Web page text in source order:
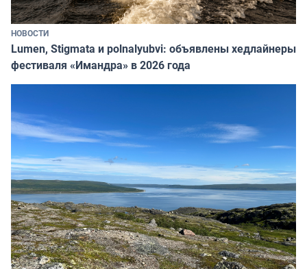
НОВОСТИ
Lumen, Stigmata и polnalyubvi: объявлены хедлайнеры
фестиваля «Имандра» в 2026 года